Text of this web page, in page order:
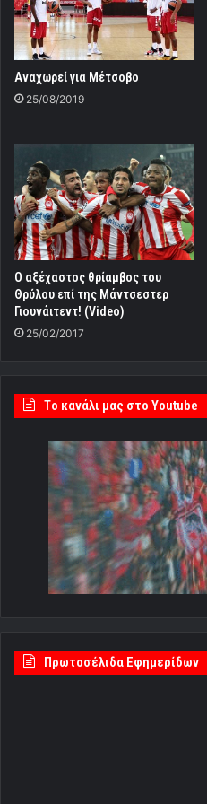
Αναχωρεί για Μέτσοβο
25/08/2019
Ο αξέχαστος θρίαμβος του
Θρύλου επί της Μάντσεστερ
Γιουνάιτεντ! (Video)
25/02/2017
Tο κανάλι μας στο Youtube
Πρωτοσέλιδα Εφημερίδων